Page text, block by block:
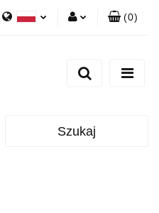
Zarejestruj się
(0)
Szukaj